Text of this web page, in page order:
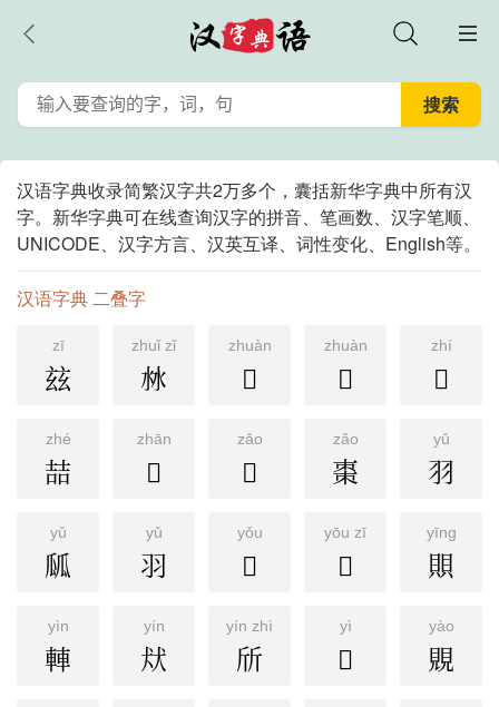
汉语字典收录简繁汉字共2万多个，囊括新华字典中所有汉
字。新华字典可在线查询汉字的拼音、笔画数、汉字笔顺、
UNICODE、汉字方言、汉英互译、词性变化、English等。
汉语字典 二叠字
zī
玆
zhuǐ zǐ
沝
zhuàn
𩔊
zhuàn
𠨎
zhí
𪙹
zhé
喆
zhān
𦧚
zǎo
𢄀
zǎo
棗
yǔ
羽
yǔ
㼌
yǔ
羽
yǒu
𦏇
yōu zī
𢆶
yīng
賏
yìn
䡛
yín
㹜
yín zhì
斦
yì
𢨳
yào
覞